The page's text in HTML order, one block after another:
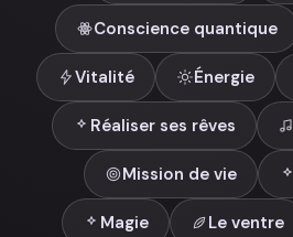
Conscience quantique
Vitalité Énergie
Réaliser ses rêves
Mission de vie
Magie Le ventre